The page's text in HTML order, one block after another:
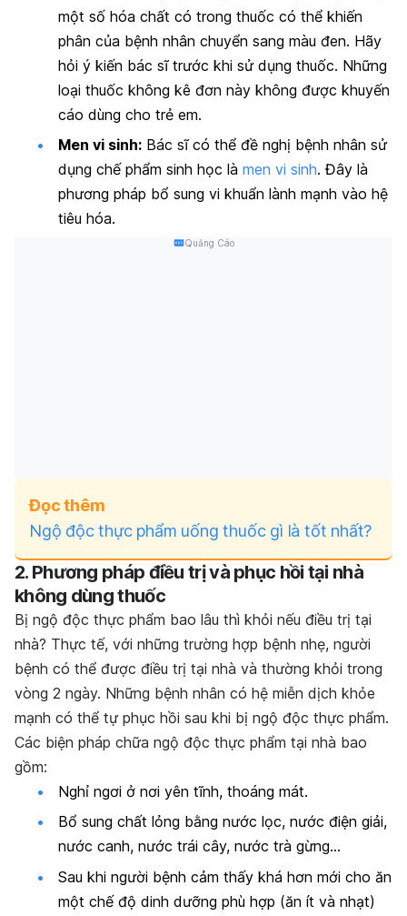
một số hóa chất có trong thuốc có thể khiến
phân của bệnh nhân chuyển sang màu đen. Hãy
hỏi ý kiến bác sĩ trước khi sử dụng thuốc. Những
loại thuốc không kê đơn này không được khuyến
cáo dùng cho trẻ em.
Men vi sinh: Bác sĩ có thể đề nghị bệnh nhân sử
dụng chế phẩm sinh học là men vi sinh. Đây là
phương pháp bổ sung vi khuẩn lành mạnh vào hệ
tiêu hóa.
Quảng Cáo
Đọc thêm
Ngộ độc thực phẩm uống thuốc gì là tốt nhất?
2. Phương pháp điều trị và phục hồi tại nhà
không dùng thuốc
Bị ngộ độc thực phẩm bao lâu thì khỏi nếu điều trị tại
nhà? Thực tế, với những trường hợp bệnh nhẹ, người
bệnh có thể được điều trị tại nhà và thường khỏi trong
vòng 2 ngày. Những bệnh nhân có hệ miễn dịch khỏe
mạnh có thể tự phục hồi sau khi bị ngộ độc thực phẩm.
Các biện pháp chữa ngộ độc thực phẩm tại nhà bao
gồm:
Nghỉ ngơi ở nơi yên tĩnh, thoáng mát.
Bổ sung chất lỏng bằng nước lọc, nước điện giải,
nước canh, nước trái cây, nước trà gừng…
Sau khi người bệnh cảm thấy khá hơn mới cho ăn
một chế độ dinh dưỡng phù hợp (ăn ít và nhạt)